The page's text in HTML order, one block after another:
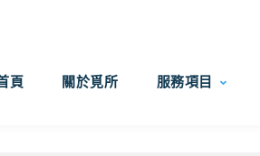
頁 關於覓所 服務項目